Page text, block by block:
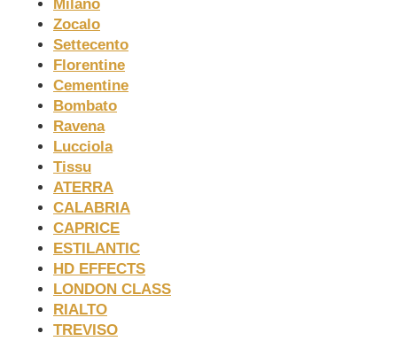
Milano
Zocalo
Settecento
Florentine
Cementine
Bombato
Ravena
Lucciola
Tissu
ATERRA
CALABRIA
CAPRICE
ESTILANTIC
HD EFFECTS
LONDON CLASS
RIALTO
TREVISO